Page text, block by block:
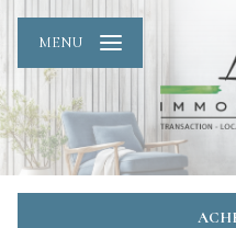
MENU